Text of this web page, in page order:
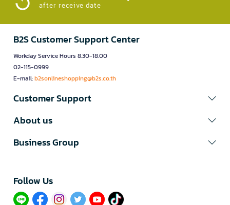
after receive date
B2S Customer Support Center
Workday Service Hours 8.30-18.00
02-115-0999
E-mail:b2sonlineshopping@b2s.co.th
Customer Support
About us
Business Group
Follow Us​